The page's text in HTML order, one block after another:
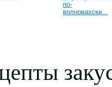
по-
волновахски...